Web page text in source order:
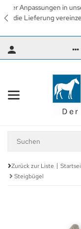
Wir arbeiten mit
wieder unsere
Zurück zur Liste
Steigbügel